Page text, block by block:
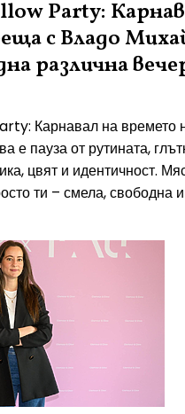
Party:
с Владо
различна
Карнавал на времето
е пауза от рутината,
цвят и идентичност.
ти – смела, свободна и